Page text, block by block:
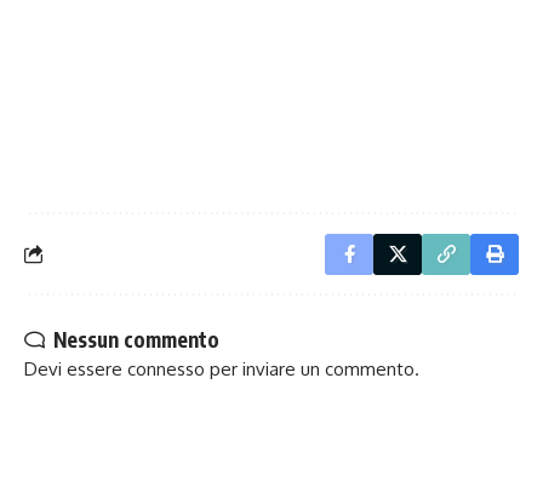
Nessun commento
Devi essere connesso per inviare un commento.